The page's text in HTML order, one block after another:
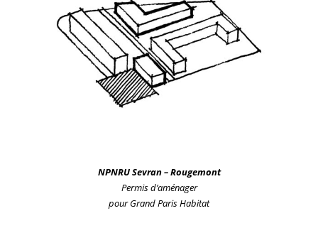
NPNRU Sevran– Rougemont
Permis d’aménager
pour Grand Paris Habitat